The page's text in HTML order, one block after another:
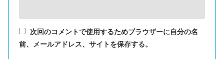
次回のコメントで使用するためブラウザーに自分の名
前、メールアドレス、サイトを保存する。